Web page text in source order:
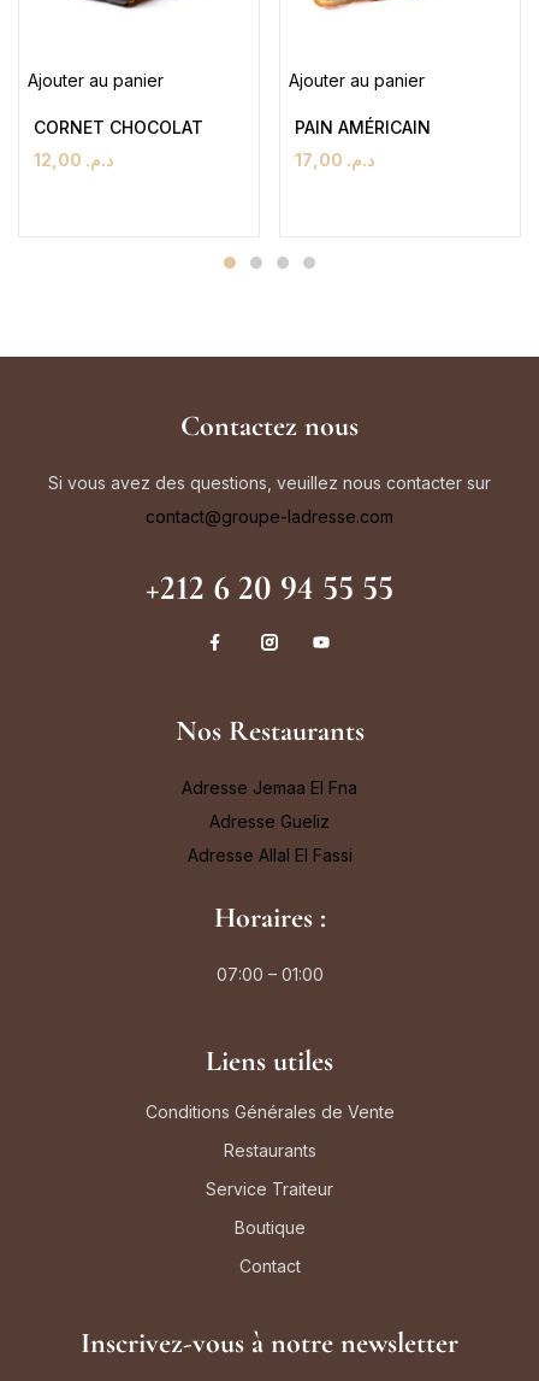
Ajouter au panier
CORNET CHOCOLAT
د.م.
Ajouter au panier
PAIN AMÉRICAIN
د.م.
Contactez nous
Si vous avez des questions, veuillez nous contacter sur
contact@groupe-ladresse.com
+212 6 20 94 55 55
Nos Restaurants
Adresse Jemaa El Fna
Adresse Gueliz
Adresse Allal El Fassi
Horaires :
07:00 – 01:00
Liens utiles
Conditions Générales de Vente
Restaurants
Service Traiteur
Boutique
Contact
Inscrivez-vous à notre newsletter